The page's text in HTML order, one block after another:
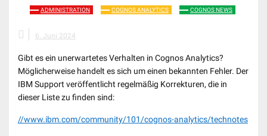
ADMINISTRATION COGNOS ANALYTICS COGNOS NEWS
6. Juni 2024
Gibt es ein unerwartetes Verhalten in Cognos Analytics?
Möglicherweise handelt es sich um einen bekannten Fehler. Der
IBM Support veröffentlicht regelmäßig Korrekturen, die in
dieser Liste zu finden sind:
//www.ibm.com/community/101/cognos-analytics/technotes